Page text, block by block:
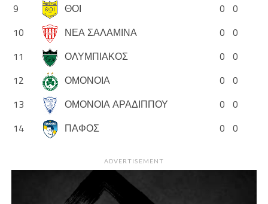
9
ΘΟΙ 0 0
10
ΝΕΑ ΣΑΛΑΜΙΝΑ 0 0
11
ΟΛΥΜΠΙΑΚΟΣ 0 0
12
ΟΜΟΝΟΙΑ 0 0
13
ΟΜΟΝΟΙΑ ΑΡΑΔΙΠΠΟΥ 0 0
14
ΠΑΦΟΣ 0 0
ADVERTISEMENT